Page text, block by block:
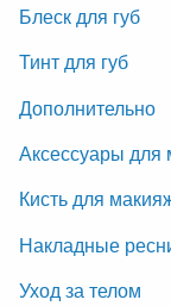
Блеск для губ
Тинт для губ
Дополнительно
Аксессуары для
Кисть для
Накладные
Уход за телом